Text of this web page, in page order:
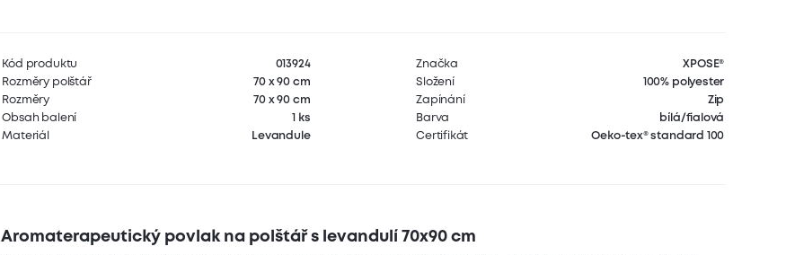
Kód produktu
013924
Rozměry polštář
70 x 90 cm
Rozměry
70 x 90 cm
Obsah balení
1 ks
Materiál
Levandule
Značka
XPOSE®
Složení
100% polyester
Zapínání
Zip
Barva
bílá/fialová
Certifikát
Oeko-tex® standard 100
Aromaterapeutický povlak na polštář s levandulí 70x90 cm